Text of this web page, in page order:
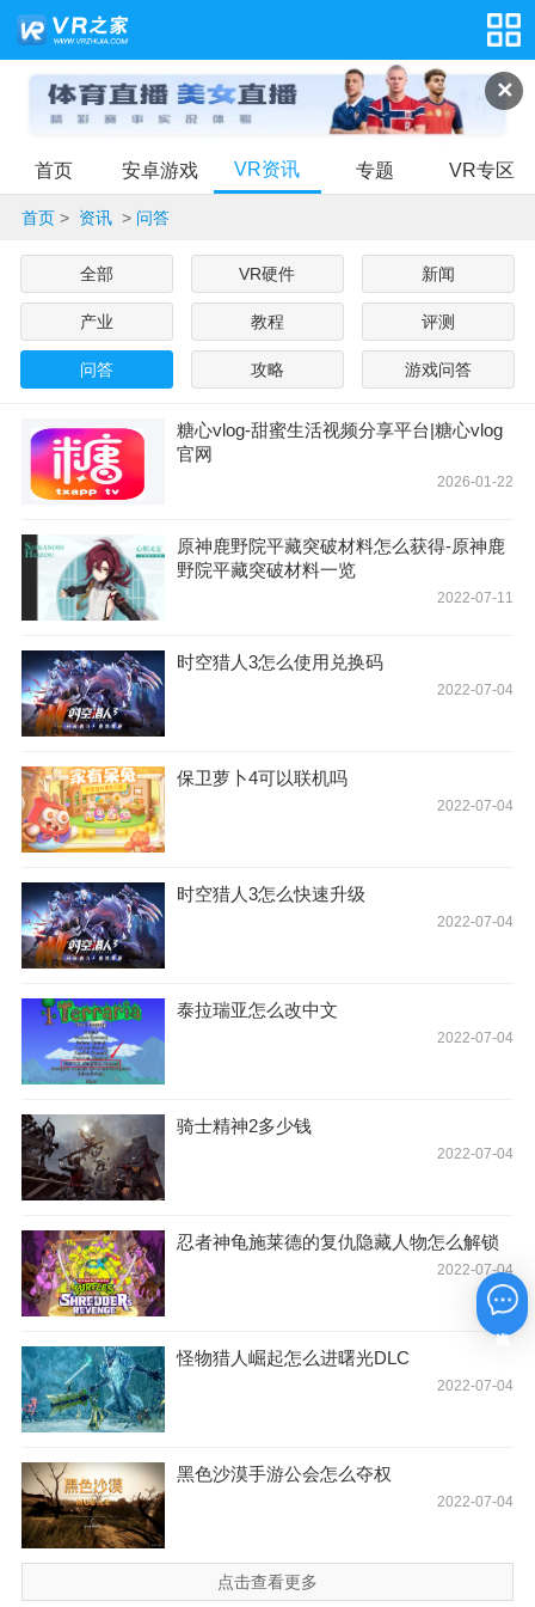
✕
首页 安卓游戏 VR资讯 专题 VR专区
首页> 资讯> 问答
全部 VR硬件 新闻
产业 教程 评测
问答 攻略 游戏问答
糖心vlog-甜蜜生活视频分享平台|糖心vlog
官网
2026-01-22
原神鹿野院平藏突破材料怎么获得-原神鹿
野院平藏突破材料一览
2022-07-11
时空猎人3怎么使用兑换码
2022-07-04
保卫萝卜4可以联机吗
2022-07-04
时空猎人3怎么快速升级
2022-07-04
泰拉瑞亚怎么改中文
2022-07-04
骑士精神2多少钱
2022-07-04
忍者神龟施莱德的复仇隐藏人物怎么解锁
2022-07-04
怪物猎人崛起怎么进曙光DLC
2022-07-04
黑色沙漠手游公会怎么夺权
2022-07-04
点击查看更多